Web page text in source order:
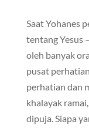
Saat Yohanes
tentang Yesus
oleh banyak
pusat
perhatian dan
khalayak
dipuja. Siapa